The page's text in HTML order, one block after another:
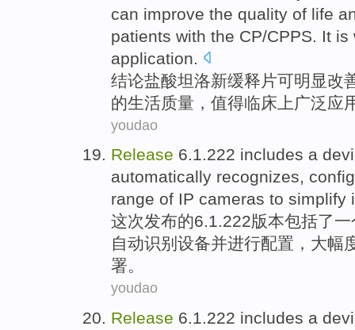
can improve the quality of life
patients with the CP/CPPS
It is
application
结论盐酸坦洛新缓释片可明显改
的生活质量 ， 值得临床上 广泛 应
youdao
Release 6.1.222 includes a
automatically recognizes,
range of IP cameras to simplify
这次发布的6.1.222版本包括了一
自动识别 设备并进行配置 ，大幅
署。
youdao
Release 6.1.222 includes a